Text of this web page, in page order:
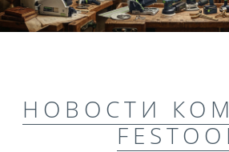
НОВОСТИ